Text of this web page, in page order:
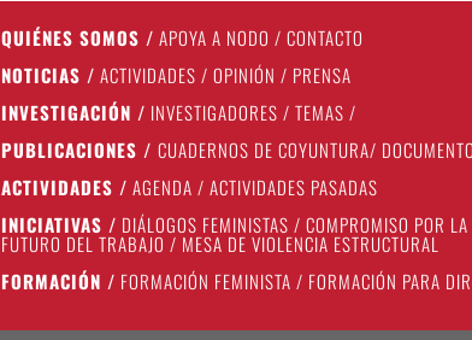
QUIÉNES SOMOS / APOYA A NODO /CONTACTO
NOTICIAS / ACTIVIDADES /OPINIÓN / PRENSA
INVESTIGACIÓN / INVESTIGADORES /TEMAS /
PUBLICACIONES /CUADERNOS DE COYUNTURA/
ACTIVIDADES / AGENDA /ACTIVIDADES PASADAS
INICIATIVAS / DIÁLOGOS FEMINISTAS /COMPROMISO POR LA
FUTURO DEL TRABAJO / MESA DE VIOLENCIA ESTRUCTURAL
FORMACIÓN / FORMACIÓN FEMINISTA / FORMACIÓN PARA